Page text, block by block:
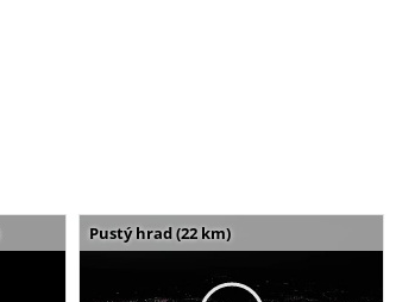
Pustý hrad (22 km)